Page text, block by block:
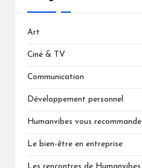
Art
Ciné & TV
Communication
Développement personnel
Humanvibes vous recommande
Le bien-être en entreprise